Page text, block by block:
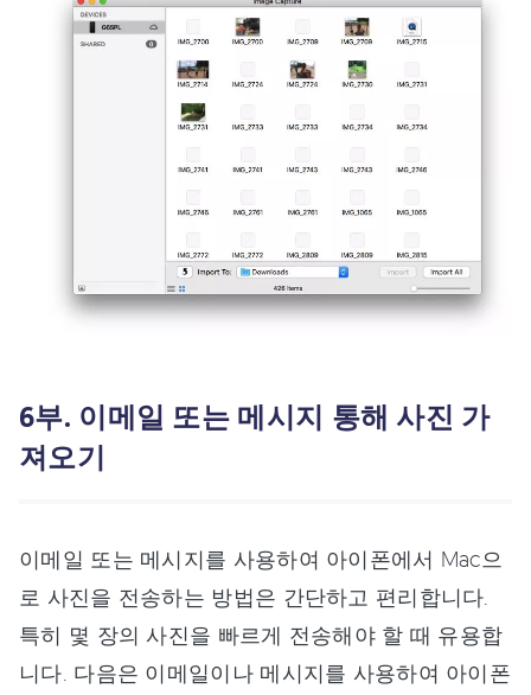
6부. 이메일 또는 메시지 통해 사진 가
져오기
이메일 또는 메시지를 사용하여 아이폰에서 Mac으
로 사진을 전송하는 방법은 간단하고 편리합니다.
특히 몇 장의 사진을 빠르게 전송해야 할 때 유용합
니다. 다음은 이메일이나 메시지를 사용하여 아이폰